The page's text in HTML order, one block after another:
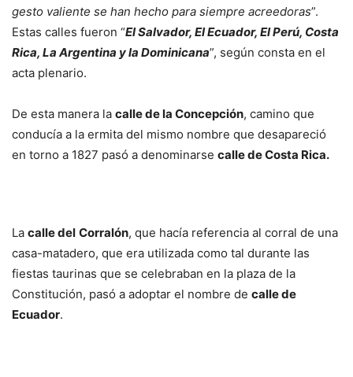
gesto valiente se han hecho para siempre acreedoras”.
Estas calles fueron “El Salvador, El Ecuador, El Perú, Costa
Rica, La Argentina y la Dominicana”, según consta en el
acta plenario.
De esta manera la calle de la Concepción, camino que
conducía a la ermita del mismo nombre que desapareció
en torno a 1827 pasó a denominarse calle de Costa Rica.
La calle del Corralón, que hacía referencia al corral de una
casa-matadero, que era utilizada como tal durante las
fiestas taurinas que se celebraban en la plaza de la
Constitución, pasó a adoptar el nombre de calle de
Ecuador.